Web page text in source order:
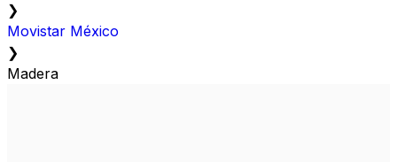
❯
Movistar México
❯
Madera